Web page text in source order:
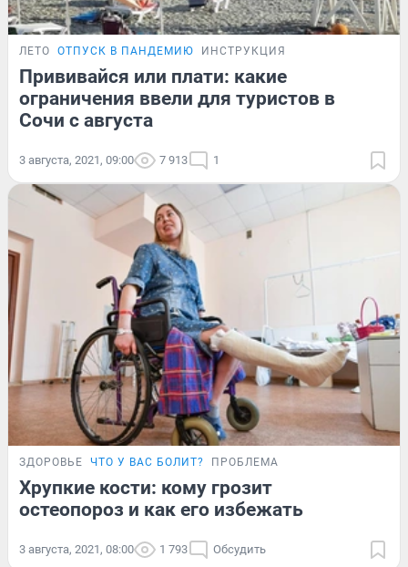
ЛЕТО ОТПУСК В ПАНДЕМИЮ ИНСТРУКЦИЯ
Прививайся или плати: какие
ограничения ввели для туристов в
Сочи с августа
3 августа, 2021, 09:00 7 913 1
ЗДОРОВЬЕ ЧТО У ВАС БОЛИТ? ПРОБЛЕМА
Хрупкие кости: кому грозит
остеопороз и как его избежать
3 августа, 2021, 08:00 1 793 Обсудить